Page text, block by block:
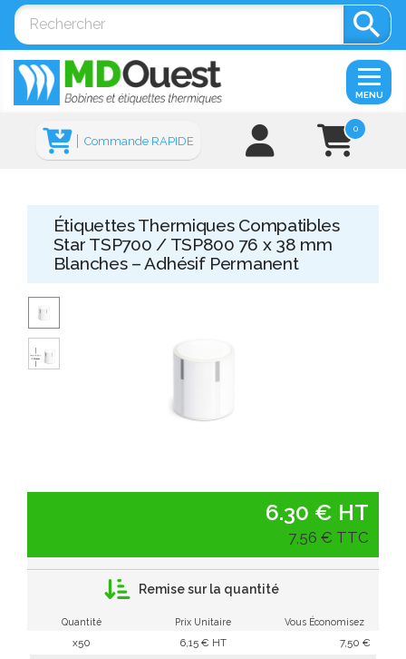

0
Commande RAPIDE
MENU
Étiquettes Thermiques Compatibles
Star TSP700 / TSP800 76 x 38 mm
Blanches – Adhésif Permanent
6.30 € HT
7,56 € TTC
Remise sur la quantité
Quantité Prix Unitaire Vous Économisez
x50 6,15 € HT
7,50 €